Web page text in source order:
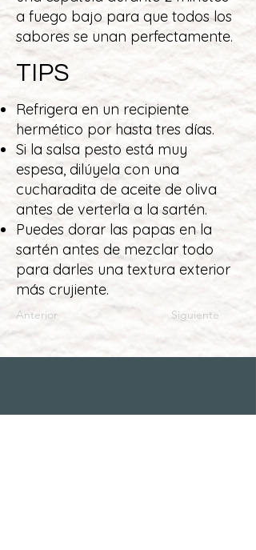
a fuego bajo para que todos los
sabores se unan perfectamente.
TIPS
Refrigera en un recipiente
hermético por hasta tres días.
Si la salsa pesto está muy
espesa, dilúyela con una
cucharadita de aceite de oliva
antes de verterla a la sartén.
Puedes dorar las papas en la
sartén antes de mezclar todo
para darles una textura exterior
más crujiente.
Anterior Siguiente